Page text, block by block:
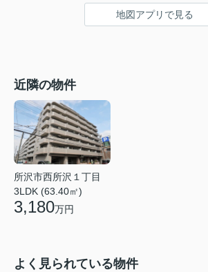
地図アプリで見る
近隣の物件
所沢市西所沢１丁目
3LDK (63.40㎡)
3,180万円
よく見られている物件